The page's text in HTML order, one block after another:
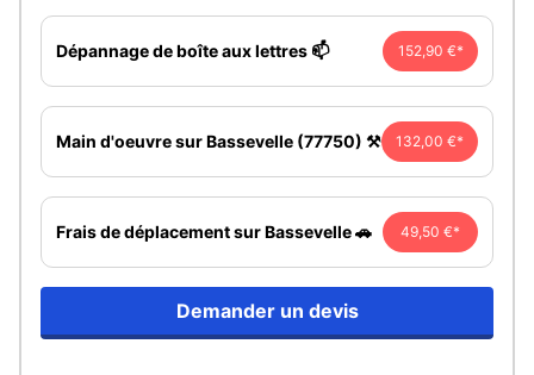
Dépannage de boîte aux lettres 📫 152,90 €*
Main d'oeuvre sur Bassevelle (77750) ⚒️ 132,00 €*
Frais de déplacement sur Bassevelle 🚗 49,50 €*
Demander un devis